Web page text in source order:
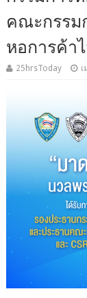
คณะกรรม
หอการค้า
25hrsToday